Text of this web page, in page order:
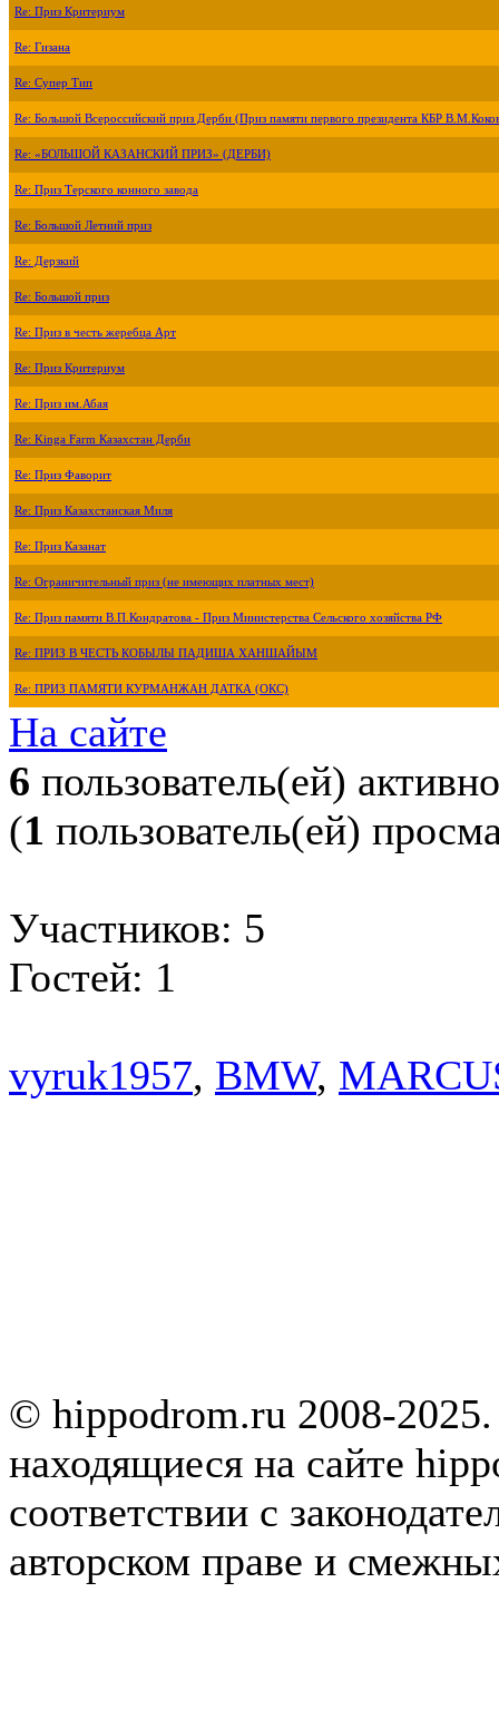
Re: Приз Критериум
Re: Гизана
Re: Супер Тип
Re: Большой Всероссийский приз Дерби (Приз памяти первого президента КБР
Re: «БОЛЬШОЙ КАЗАНСКИЙ ПРИЗ» (ДЕРБИ)
Re: Приз Терского конного завода
Re: Большой Летний приз
Re: Дерзкий
Re: Большой приз
Re: Приз в честь жеребца Арт
Re: Приз Критериум
Re: Приз им.Абая
Re: Kinga Farm Казахстан Дерби
Re: Приз Фаворит
Re: Приз Казахстанская Миля
Re: Приз Казанат
Re: Ограничительный приз (не имеющих платных мест)
Re: Приз памяти В.П.Кондратова - Приз Министерства Сельского хозяйства РФ
Re: ПРИЗ В ЧЕСТЬ КОБЫЛЫ ПАДИША ХАНШАЙЫМ
Re: ПРИЗ ПАМЯТИ КУРМАНЖАН ДАТКА (ОКС)
На сайте
6 пользователь(ей) активно
(1 пользователь(ей)
Участников: 5
Гостей: 1
vyruk1957, BMW,
© hippodrom.ru 2008-
находящиеся на сайте
соответствии с
авторском праве и